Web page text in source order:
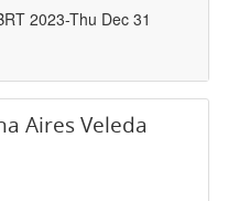
2023-Thu Dec 31
Aires Veleda